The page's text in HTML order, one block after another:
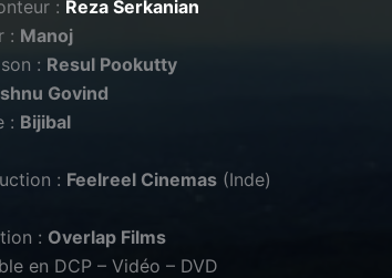
: Reza Serkanian
: Manoj
: Resul Pookutty
Govind
: Bijibal
: Feelreel Cinemas (Inde)
: Overlap Films
en DCP – Vidéo – DVD